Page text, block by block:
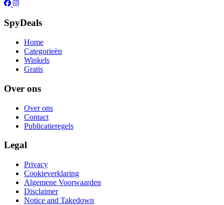
SpyDeals
Home
Categorieën
Winkels
Gratis
Over ons
Over ons
Contact
Publicatieregels
Legal
Privacy
Cookieverklaring
Algemene Voorwaarden
Disclaimer
Notice and Takedown